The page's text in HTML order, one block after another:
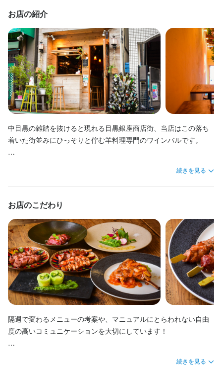
お店の紹介
中目黒の雑踏を抜けると現れる目黒銀座商店街、当店はこの落ち
着いた街並みにひっそりと佇む羊料理専門のワインバルです。
野菜は定番野菜から珍しい野菜まで旨味がしっかりと乗った美味
しい旬の野菜たちをお届けします。
厳選された食材を駆使した料理は、ジャンルに捕らわれることな
く、世界各国、様々な技法を用いた羊肉料理で拘りの一皿へと仕
上げます。
合わせるワインも世界中の素晴らしい生産者のナチュラルワイン
をチョイス、レアなワインも手に入る環境なのでワインの勉強に
もなりますよ！
カウンターメインの店内は自分たちの料理やサービスで喜んでく
れた笑顔が間近で見られる特等席！
スタッフの所作や会話も含めて楽しんで頂くお店です！
店舗裁量で動けることが多く、良い提案はすぐに取り入れて日々
続きを見る
お店のこだわり
隔週で変わるメニューの考案や、マニュアルにとらわれない自由
度の高いコミュニケーションを大切にしています！
か手に入らないようなレアなワインも取り揃えています！
続きを見る
良い提案はすぐに取り入れて日々進化していく事のできる環境で
す！
一緒にお店を作っていきませんか？
身に付くスキル
包丁さばき カクテル技法 ワインの知識 焼酎の知識
ウイスキーの知識
肉の知識
野菜の知識 出店開業ノウハウ 店舗運営
メニュー開発
仕入れ・食材の目利き
応募資格
求める人物像
中目黒で昨年3月にオープンしたワインバルで中心人物となれる人
財の募集です。
ワインの仕入れや管理、メニュー開発、店舗運営など、今までの
経験を発揮して活躍してください！
カウンターメインの小さなお店なので、サービス、キッチン問わ
ずお客様とのコミュニケーションが大事になります。
おもてなしの心を大切にお客様を楽しませてあげてください！
無冷凍の状態で空輸された羊肉は鮮度抜群で、ラムが苦手という
応募資格
必須スキル・経験
・特になし
・人柄を重視しています！
歓迎スキル・経験
未経験者でもマンツーマンで丁寧に教えていきます！
発揮して活躍してください！
カウンターメインの小さなお店なので、サービス、キッチン問わ
ずお客様とのコミュニケーションが大事になります。
おもてなしの心を大切にお客様を楽しませてあげてください！
無冷凍の状態で空輸された羊肉は鮮度抜群で、ラムが苦手という
お客様でも当店のラムは美味しく食べられるというお言葉も頂い
契約農家から届く野菜も魅力のひとつ、収穫時期には淡路島の新
玉ねぎもオンメニューしたりと、四季を感じられる一皿をお客様
にお届けしています！
必須スキル・経験
歓迎スキル・経験
コミュニケーション能力 飲食店での接客経験 調理師免許
求める人物像
調理経験者で店舗マネージメントも行っていきたいという人財の
募集です。
カウンターメインの小さなお店なので、サービス、キッチン問わ
無冷凍の状態で空輸された羊肉は鮮度抜群で、ラムが苦手という
お客様でも当店のラムは美味しく食べられるというお言葉も頂い
ております！
契約農家から届く野菜も魅力のひとつ、収穫時期には淡路島の新
玉ねぎもオンメニューしたりと、四季を感じられる一皿をお客様
にお届けしています！
ワインは世界中のナチュラルワインをセレクト、他店ではなかな
か手に入らないようなレアなワインも取り揃えてあり、勉強にな
る環境です！
バーカウンターもある店なのでカクテルメイキングも学べます。
応募資格
歓迎スキル・経験
コミュニケーション能力 飲食店での調理経験 飲食店での接客経験 調理師免許
・調理経験3年以上
求める人物像
中目黒で2021年3月にオープンしたワインバルで調理スタッフの
人財の募集です。
おもてなしの心を大切にお客様を楽しませてあげてください！
無冷凍の状態で空輸された羊肉は鮮度抜群で、ラムが苦手という
お客様でも当店のラムは美味しく食べられるというお言葉も頂い
ております！
契約農家から届く野菜も魅力のひとつ、収穫時期には淡路島の新
玉ねぎもオンメニューしたりと、四季を感じられる一皿をお客様
にお届けしています！
ワインは世界中のナチュラルワインをセレクト、他店ではなかな
る環境です！
バーカウンターもある店なのでカクテルメイキングも学べます。
料理とお酒のマリアージュなど幅広く習得していけますよ！
身に付くスキル
ワインの知識 焼酎の知識 ウイスキーの知識 肉の知識
出店開業ノウハウ
店舗運営 メニュー開発 仕入れ・食材の目利き
応募資格
必須スキル・経験
・特になし
・人柄を重視しています！
求める人物像
未経験からでも一から丁寧にマンツーマンで教えます！
少しずつ出来ることを増やしていきましょう！
仕事内容はカウンターメインの小さなお店での接客、配膳等のサ
ービスがメインになります。
お客様とのコミュニケーションを楽しんでください！
いきますので、興味がある方にはスキルアップを図れる環境で
す！
楽しく愛される店づくりにあなたの力を貸してください！
身に付くスキル
包丁さばき ワインの知識 焼酎の知識 ウイスキーの知識
肉の知識
野菜の知識
出店開業ノウハウ 店舗運営 メニュー開発 仕入れ・食材の目利き
応募資格
必須スキル・経験
・特になし
歓迎スキル・経験
少しずつ出来ることを増やしていきましょう！
仕事内容はカウンターメインの小さなお店での調理補助がメイン
になります。
お客様との距離が近いお店なので、接客や配膳などのサービスも
積極的にお願いします！
お客様とのコミュニケーションを楽しんでください！
きますし、興味がある方はワインの勉強も出来ます！
スキルアップを図れる環境を活かして力を付けていってくださ
い！
楽しく愛される店づくりにあなたの力を貸してください！